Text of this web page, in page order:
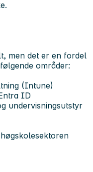
men det er en fordel
områder:
(Intune)
ID
undervisningsutstyr